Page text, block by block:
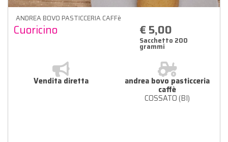
ANDREA BOVO PASTICCERIA CAFFè
Cuoricino € 5,00
Sacchetto 200
grammi
Vendita diretta andrea bovo pasticceria
caffè
COSSATO (BI)